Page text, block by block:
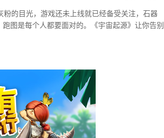
粉的目光，游戏还未上线就已经备受关注，石器
图是每个人都要面对的。《宇宙起源》让你告别